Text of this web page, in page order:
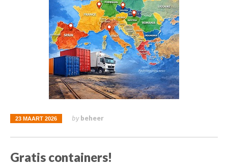
23 MAART 2026 by beheer
Gratis containers!